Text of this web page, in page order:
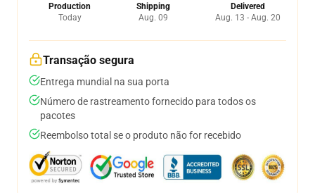
Production
Today
Shipping
Aug. 09
Delivered
Aug. 13 - Aug. 20
Transação segura
Entrega mundial na sua porta
Número de rastreamento fornecido para todos os
pacotes
Reembolso total se o produto não for recebido